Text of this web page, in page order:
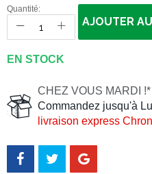
Quantité:
AJOUTER
EN STOCK
CHEZ VOUS MARDI !*
Commandez jusqu'à
livraison express